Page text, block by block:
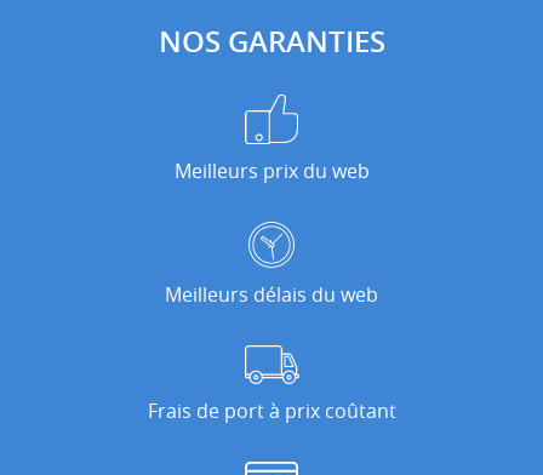
NOS GARANTIES
Meilleurs prix du web
Meilleurs délais du web
Frais de port à prix coûtant